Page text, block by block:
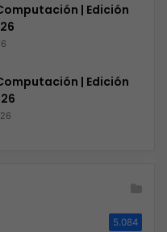
| Edición
| Edición
5.084